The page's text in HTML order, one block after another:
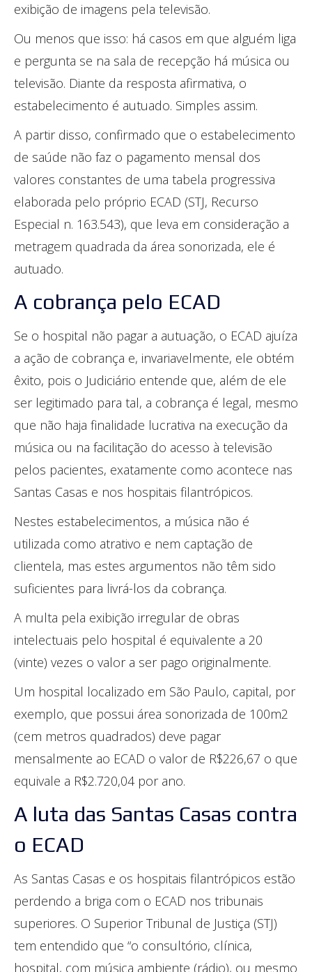
exibição de imagens pela televisão.
Ou menos que isso: há casos em que alguém liga
e pergunta se na sala de recepção há música ou
televisão. Diante da resposta afirmativa, o
estabelecimento é autuado. Simples assim.
A partir disso, confirmado que o estabelecimento
de saúde não faz o pagamento mensal dos
valores constantes de uma tabela progressiva
elaborada pelo próprio ECAD (STJ, Recurso
Especial n. 163.543), que leva em consideração a
metragem quadrada da área sonorizada, ele é
autuado.
A cobrança pelo ECAD
Se o hospital não pagar a autuação, o ECAD ajuíza
a ação de cobrança e, invariavelmente, ele obtém
êxito, pois o Judiciário entende que, além de ele
ser legitimado para tal, a cobrança é legal, mesmo
que não haja finalidade lucrativa na execução da
música ou na facilitação do acesso à televisão
pelos pacientes, exatamente como acontece nas
Santas Casas e nos hospitais filantrópicos.
Nestes estabelecimentos, a música não é
utilizada como atrativo e nem captação de
clientela, mas estes argumentos não têm sido
suficientes para livrá-los da cobrança.
A multa pela exibição irregular de obras
intelectuais pelo hospital é equivalente a 20
(vinte) vezes o valor a ser pago originalmente.
Um hospital localizado em São Paulo, capital, por
exemplo, que possui área sonorizada de 100m2
(cem metros quadrados) deve pagar
mensalmente ao ECAD o valor de R$226,67 o que
equivale a R$2.720,04 por ano.
A luta das Santas Casas contra
o ECAD
As Santas Casas e os hospitais filantrópicos estão
perdendo a briga com o ECAD nos tribunais
superiores. O Superior Tribunal de Justiça (STJ)
tem entendido que “o consultório, clínica,
hospital, com música ambiente (rádio), ou mesmo